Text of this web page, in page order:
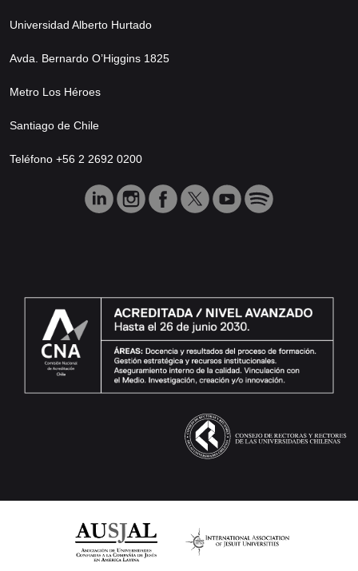
Universidad Alberto Hurtado
Avda. Bernardo O’Higgins 1825
Metro Los Héroes
Santiago de Chile
Teléfono +56 2 2692 0200